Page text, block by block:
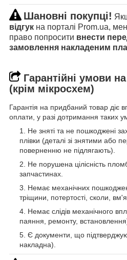
Шановні покупці!
відгук на порталі Prom.ua,
право попросити внести
замовлення накладеним
Гарантійні умови
(крім мікросхем)
Гарантія на придбаний товар діє
оплати, у разі дотримання таких
Не зняті та не пошкоджені
плівки (деталі зі знятими або
поверненню не підлягають).
Не порушена цілісність
запчастинах.
Немає механічних
тріщини, потертості, сколи,
Немає слідів механічного
паяння, ремонту,
Є документи, що
накладна).